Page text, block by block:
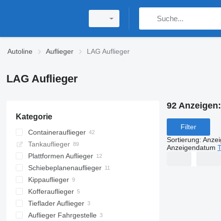
Autoline Auflieger LAG Auflieger
LAG Auflieger
Kategorie
Containerauflieger
Tankauflieger
Plattformen Auflieger
Schiebeplanenauflieger
Kippauflieger
Kofferauflieger
Tieflader Auflieger
Auflieger Fahrgestelle
92 Anzeigen:
Filter
Sortierung:
Anzeigendatum